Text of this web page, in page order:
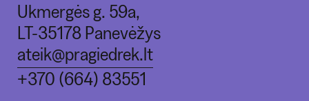
Ukmergės g. 59a,
LT-35178 Panevėžys
ateik@pragiedrek.lt
+370 (664) 83551